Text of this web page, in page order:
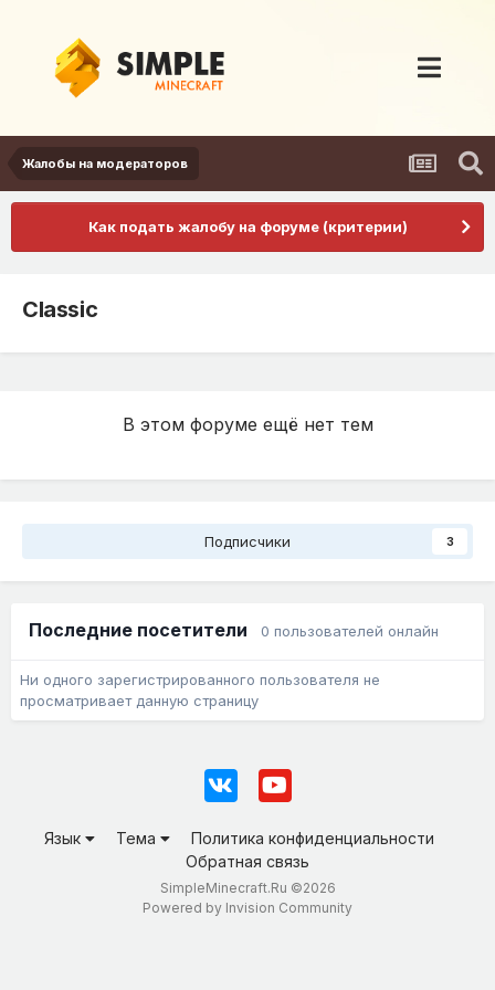
Жалобы на модераторов
Как подать жалобу на форуме (критерии)
Classic
В этом форуме ещё нет тем
Подписчики 3
Последние посетители 0 пользователей онлайн
Ни одного зарегистрированного пользователя не
просматривает данную страницу
Язык Тема
Политика конфиденциальности
Обратная связь
SimpleMinecraft.Ru ©2026
Powered by Invision Community